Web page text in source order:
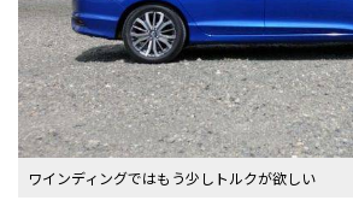
ワインディングではもう少しトルクが欲しい